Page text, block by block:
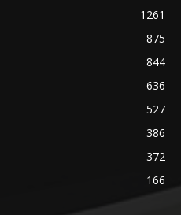
1261
875
844
636
527
386
372
166